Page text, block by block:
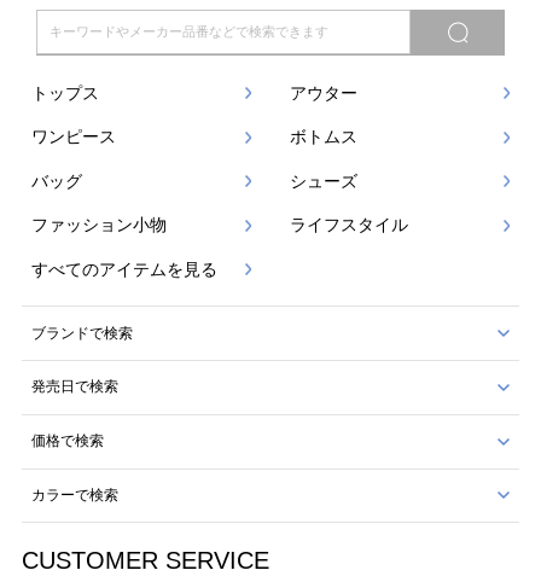
トップス アウター
ワンピース ボトムス
バッグ シューズ
ファッション小物 ライフスタイル
すべてのアイテムを見る
ブランドで検索
発売日で検索
価格で検索
カラーで検索
CUSTOMER SERVICE